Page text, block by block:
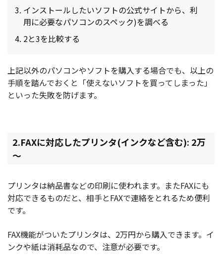
インストールしたいソフトの公式サイトから、利
用に必要なパソコンのスペック)を調べる
2と3を比較する
上記以外のパソコンやソフトを購入する場合でも、以上の
手順を踏んでおくと「使えないソフトを買ってしまった」
といった失敗を防げます。
2.FAXに対応したプリンタ(インクなど含む): 2万
～
プリンタは納品書などの印刷に使われます。またFAXにも
対応できるものだと、相手とFAXで連絡をとれるため便利
です。
FAX機能がついたプリンタは、2万円から購入できます。イ
ンクや紙は消耗品なので、注意が必要です。